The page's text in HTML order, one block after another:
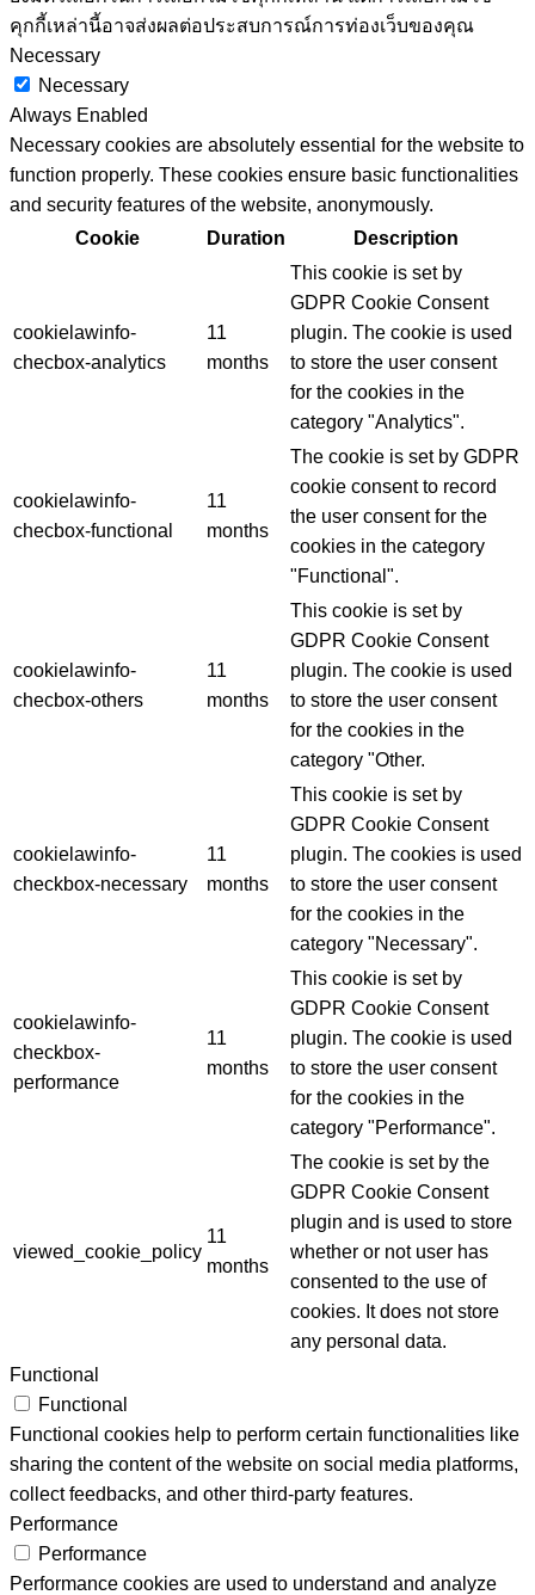
คุกกี้เหล่านี้อาจส่งผลต่อประสบการณ์การท่องเว็บของคุณ
Necessary
Necessary
Always Enabled
Necessary cookies are absolutely essential for the website to
function properly. These cookies ensure basic functionalities
and security features of the website, anonymously.
Cookie
Duration Description
cookielawinfo-
checbox-analytics
11
months
This cookie is set by
GDPR Cookie Consent
plugin. The cookie is used
to store the user consent
for the cookies in the
category "Analytics".
cookielawinfo-
checbox-functional
11
months
The cookie is set by GDPR
cookie consent to record
the user consent for the
cookies in the category
"Functional".
cookielawinfo-
checbox-others
11
months
This cookie is set by
GDPR Cookie Consent
plugin. The cookie is used
to store the user consent
for the cookies in the
category "Other.
cookielawinfo-
checkbox-necessary
11
months
This cookie is set by
GDPR Cookie Consent
plugin. The cookies is used
to store the user consent
for the cookies in the
category "Necessary".
cookielawinfo-
checkbox-
performance
11
months
This cookie is set by
GDPR Cookie Consent
plugin. The cookie is used
to store the user consent
for the cookies in the
category "Performance".
viewed_cookie_policy
11
months
The cookie is set by the
GDPR Cookie Consent
plugin and is used to store
whether or not user has
consented to the use of
cookies. It does not store
any personal data.
Functional
Functional
Functional cookies help to perform certain functionalities like
sharing the content of the website on social media platforms,
collect feedbacks, and other third-party features.
Performance
Performance
Performance cookies are used to understand and analyze